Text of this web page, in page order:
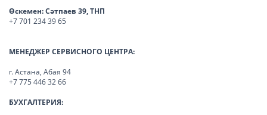
Өскемен:Сәтпаев 39, ТНП
+7 701 234 39 65
МЕНЕДЖЕР СЕРВИСНОГО ЦЕНТРА:
г. Астана, Абая 94
+7 775 446 32 66
БУХГАЛТЕРИЯ: